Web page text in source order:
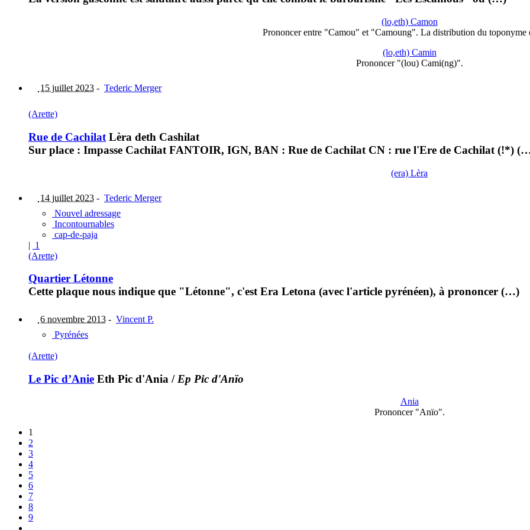
(lo,eth) Camon
Prononcer entre "Camou" et "Camoung". La distribution du
(lo,eth) Camin
Prononcer "(lou) Cami(ng)".
15 juillet 2023 - Tederic Merger
(Arette)
Rue de Cachilat Lèra deth Cashilat
Sur place : Impasse Cachilat FANTOIR, IGN, BAN : Rue de Cachilat CN : rue l'Ere de Cachilat (!*)
(era) Lèra
14 juillet 2023 - Tederic Merger
Nouvel adressage
Incontournables
cap-de-paja
| 1
(Arette)
Quartier Létonne
Cette plaque nous indique que "Létonne", c'est Era Letona (avec l'article pyrénéen), à prononcer (…)
6 novembre 2013 - Vincent P.
Pyrénées
(Arette)
Le Pic d’Anie Eth Pic d'Ania / Ep Pic d'Anïo
Ania
Prononcer "Anïo".
1
2
3
4
5
6
7
8
9